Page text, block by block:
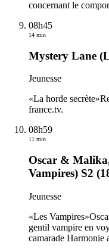
concernant le
08h45
14 min
Mystery Lane
Jeunesse
«La horde
france.tv.
08h59
11 min
Oscar &
Vampires) S2
Jeunesse
«Les
gentil vampire en
camarade Harmonie